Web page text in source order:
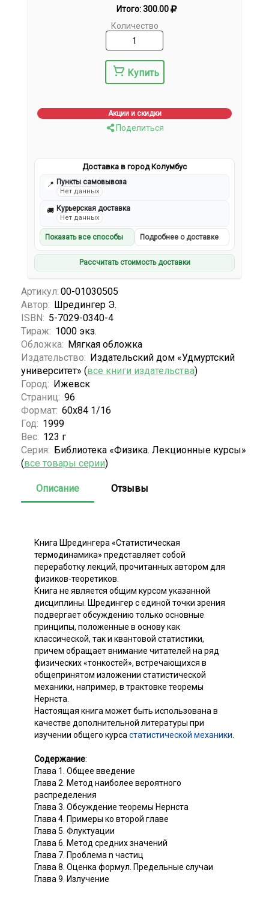
Итого:300.00
Количество
Купить
Акции и скидки
Поделиться
Доставка в город Колумбус
📍 Пункты самовывоза
Нет данных
🚚 Курьерская доставка
Нет данных
Показать все способы Подробнее о доставке
Рассчитать стоимость доставки
Артикул: 00-01030505
Автор: Шредингер Э.
ISBN: 5-7029-0340-4
Тираж: 1000 экз.
Обложка: Мягкая обложка
Издательство: Издательский дом «Удмуртский
университет» (все книги издательства)
Город: Ижевск
Страниц: 96
Формат: 60х84 1/16
Год: 1999
Вес: 123 г
Серия: Библиотека «Физика. Лекционные курсы»
(все товары серии)
Описание Отзывы
Книга Шредингера «Статистическая
термодинамика» представляет собой
переработку лекций, прочитанных автором для
физиков-теоретиков.
Книга не является общим курсом указанной
дисциплины. Шредингер с единой точки зрения
подвергает обсуждению только основные
принципы, положенные в основу как
классической, так и квантовой статистики,
причем обращает внимание читателей на ряд
физических «тонкостей», встречающихся в
общепринятом изложении статистической
механики, например, в трактовке теоремы
Нернста.
Настоящая книга может быть использована в
качестве дополнительной литературы при
изучении общего курса статистической механики
Содержание:
Глава 1. Общее введение
Глава 2. Метод наиболее вероятного
распределения
Глава 3. Обсуждение теоремы Нернста
Глава 4. Примеры ко второй главе
Глава 5. Флуктуации
Глава 6. Метод средних значений
Глава 7. Проблема n частиц
Глава 8. Оценка формул. Предельные случаи
Глава 9. Излучение